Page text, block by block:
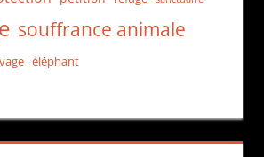
souffrance animale
éléphant